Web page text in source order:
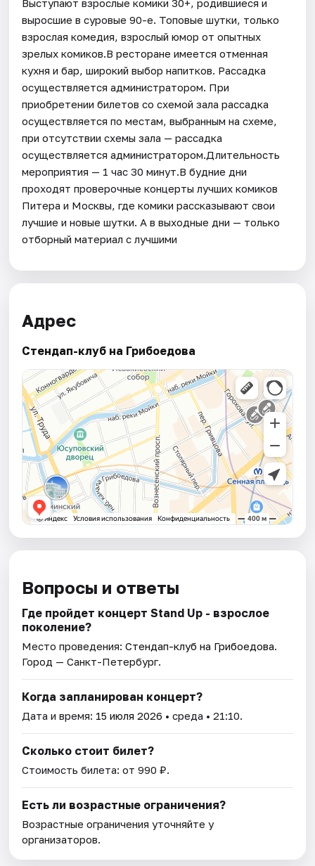
Выступают взрослые комики 30+, родившиеся и
выросшие в суровые 90-е. Топовые шутки, только
взрослая комедия, взрослый юмор от опытных
зрелых комиков.В ресторане имеется отменная
кухня и бар, широкий выбор напитков. Рассадка
осуществляется администратором. При
приобретении билетов со схемой зала рассадка
осуществляется по местам, выбранным на схеме,
при отсутствии схемы зала — рассадка
осуществляется администратором.Длительность
мероприятия — 1 час 30 минут.В будние дни
проходят проверочные концерты лучших комиков
Питера и Москвы, где комики рассказывают свои
лучшие и новые шутки. А в выходные дни — только
отборный материал с лучшими
Адрес
Стендап-клуб на Грибоедова
Вопросы и ответы
Где пройдет концерт Stand Up - взрослое
поколение?
Место проведения:Стендап-клуб на Грибоедова.
Город — Санкт-Петербург.
Когда запланирован концерт?
Дата и время: 15 июля 2026 • среда • 21:10.
Сколько стоит билет?
Стоимость билета: от 990 ₽.
Есть ли возрастные ограничения?
Возрастные ограничения уточняйте у
организаторов.